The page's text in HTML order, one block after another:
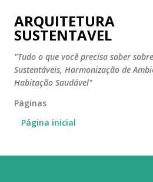
Pular para o
ARQUITETURA
SUSTENTAVEL
"Tudo o que você precisa saber
Sustentáveis, Harmonização de
Habitação Saudável"
Páginas
Página inicial